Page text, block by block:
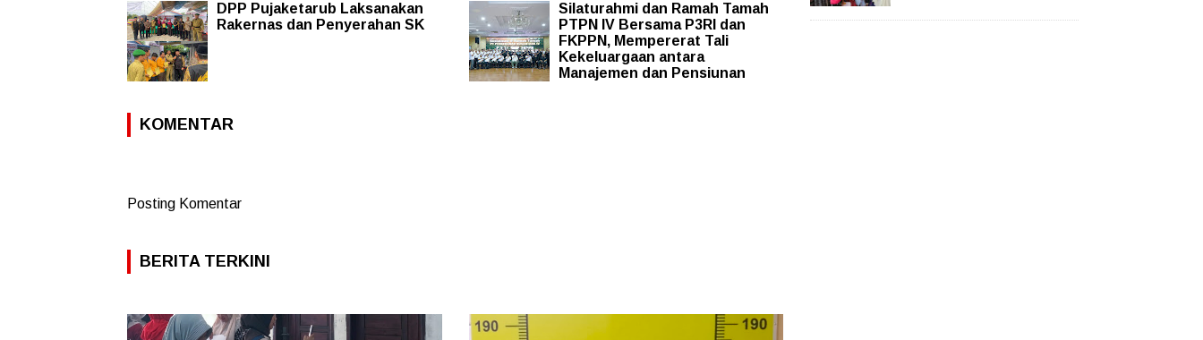
DPP Pujaketarub Laksanakan
Rakernas dan Penyerahan SK
Silaturahmi dan Ramah Tamah
PTPN IV Bersama P3RI dan
FKPPN, Mempererat Tali
Kekeluargaan antara
Manajemen dan Pensiunan
KOMENTAR
Posting Komentar
BERITA TERKINI